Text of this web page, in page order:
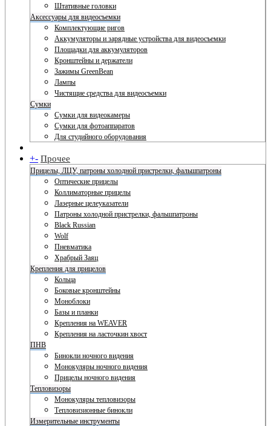
Штативные головки
Аксессуары для видеосъемки
Комплектующие ригов
Аккумуляторы и зарядные устройства для видеосъемки
Площадки для аккумуляторов
Кронштейны и держатели
Зажимы GreenBean
Лампы
Чистящие средства для видеосъемки
Сумки
Сумки для видеокамеры
Сумки для фотоаппаратов
Для студийного оборудования
+- Прочее
Прицелы, ЛЦУ, патроны холодной пристрелки, фальшпатроны
Оптические прицелы
Коллиматорные прицелы
Лазерные целеуказатели
Патроны холодной пристрелки, фальшпатроны
Black Russian
Wolf
Пневматика
Храбрый Заяц
Крепления для прицелов
Кольца
Боковые кронштейны
Моноблоки
Базы и планки
Крепления на WEAVER
Крепления на ласточкин хвост
ПНВ
Бинокли ночного видения
Монокуляры ночного видения
Прицелы ночного видения
Тепловизоры
Монокуляры тепловизоры
Тепловизионные бинокли
Измерительные инструменты